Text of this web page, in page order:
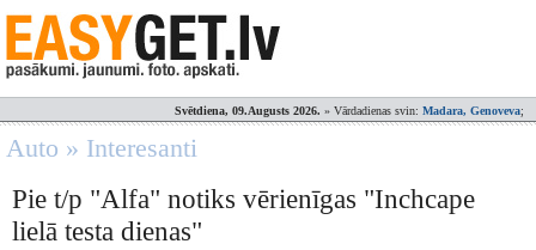
Svētdiena, 09.Augusts 2026. » Vārdadienas svin: Madara, Genoveva;
Auto » Interesanti
Pie t/p "Alfa" notiks vērienīgas "Inchcape
lielā testa dienas"